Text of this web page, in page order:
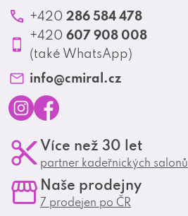
Ochrana osobních údajů
Produktové katalogy
Profesionální spolupráce
Matrix Club
+420 286 584 478
+420 607 908 008
(také WhatsApp)
info@cmiral.cz
n
s
a
e
Více než 30 let
partner kadeřnických salonů
Naše prodejny
7 prodejen po ČR